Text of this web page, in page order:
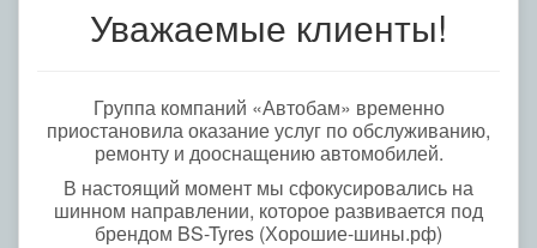
Уважаемые клиенты!
Группа компаний «Автобам» временно
приостановила оказание услуг по обслуживанию,
ремонту и дооснащению автомобилей.
В настоящий момент мы сфокусировались на
шинном направлении, которое развивается под
брендом BS-Tyres (Хорошие-шины.рф)